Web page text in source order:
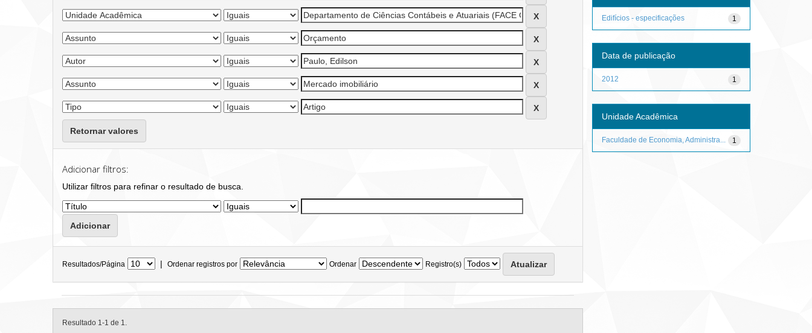
Retornar valores
Adicionar filtros:
Utilizar filtros para refinar o resultado de busca.
Resultados/Página | Ordenar registros por Ordenar Registro(s)
Resultado 1-1 de 1.
1
Edifícios - especificações
Data de publicação
1
2012
Unidade Acadêmica
1
Faculdade de Economia, Administra...